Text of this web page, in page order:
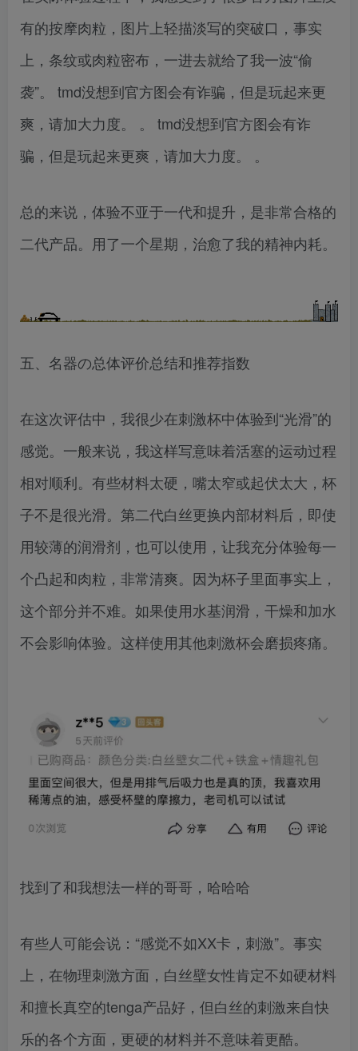
有的按摩肉粒，图片上轻描淡写的突破口，事实
上，条纹或肉粒密布，一进去就给了我一波“偷
袭”。 tmd没想到官方图会有诈骗，但是玩起来更
爽，请加大力度。 。 tmd没想到官方图会有诈
骗，但是玩起来更爽，请加大力度。 。
总的来说，体验不亚于一代和提升，是非常合格的
二代产品。用了一个星期，治愈了我的精神内耗。
五、名器の总体评价总结和推荐指数
在这次评估中，我很少在刺激杯中体验到“光滑”的
感觉。一般来说，我这样写意味着活塞的运动过程
相对顺利。有些材料太硬，嘴太窄或起伏太大，杯
子不是很光滑。第二代白丝更换内部材料后，即使
用较薄的润滑剂，也可以使用，让我充分体验每一
个凸起和肉粒，非常清爽。因为杯子里面事实上，
这个部分并不难。如果使用水基润滑，干燥和加水
不会影响体验。这样使用其他刺激杯会磨损疼痛。
找到了和我想法一样的哥哥，哈哈哈
有些人可能会说：“感觉不如XX卡，刺激”。事实
上，在物理刺激方面，白丝壁女性肯定不如硬材料
和擅长真空的tenga产品好，但白丝的刺激来自快
乐的各个方面，更硬的材料并不意味着更酷。